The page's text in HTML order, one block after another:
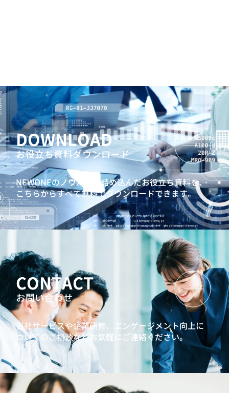
DOWNLOAD
お役立ち資料ダウンロード
NEWONEのノウハウを詰め込んだお役立ち資料を、
こちらからすべて無料でダウンロードできます。
CONTACT
お問い合わせ
当社サービスや企業研修、エンゲージメント向上に
ついてのご相談などお気軽にご連絡ください。